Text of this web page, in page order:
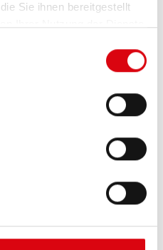
Sie ihnen bereitgestellt
Banner
KFZ-Hersteller.